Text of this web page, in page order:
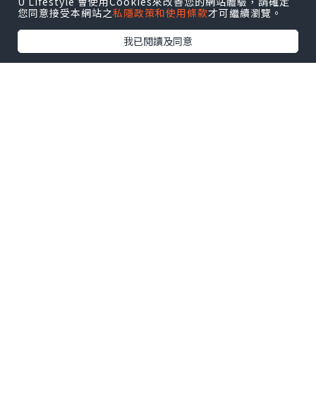
鏡頭玩遊戲
有趣的相
您同意接受本網站之私隱政策和使用條款才可繼續瀏覽。
我已閱讀及同意